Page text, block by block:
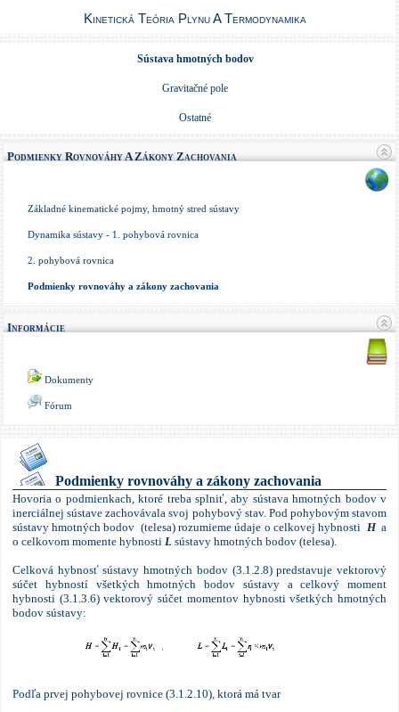
Kinetická Teória Plynu A Termodynamika
Sústava hmotných bodov
Gravitačné pole
Ostatné
Podmienky Rovnováhy A Zákony Zachovania
Základné kinematické pojmy, hmotný stred sústavy
Dynamika sústavy - 1. pohybová rovnica
2. pohybová rovnica
Podmienky rovnováhy a zákony zachovania
Informácie
Dokumenty
Fórum
Podmienky rovnováhy a zákony zachovania
Hovoria o podmienkach, ktoré treba splniť, aby sústava hmotných bodov v
inerciálnej sústave zachovávala svoj pohybový stav. Pod pohybovým stavom
sústavy hmotných bodov (telesa) rozumieme údaje o celkovej hybnosti Ha
o celkovom momente hybnosti L sústavy hmotných bodov (telesa).
Celková hybnosť sústavy hmotných bodov (3.1.2.8) predstavuje vektorový
súčet hybností všetkých hmotných bodov sústavy a celkový moment
hybnosti (3.1.3.6) vektorový súčet momentov hybnosti všetkých hmotných
bodov sústavy:
Podľa prvej pohybovej rovnice (3.1.2.10), ktorá má tvar